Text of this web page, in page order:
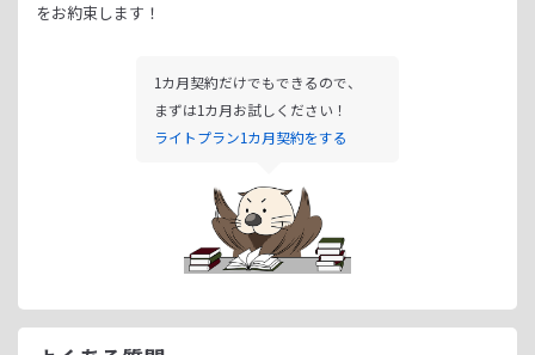
をお約束します！
1カ月契約だけでもできるので、
まずは1カ月お試しください！
ライトプラン1カ月契約をする